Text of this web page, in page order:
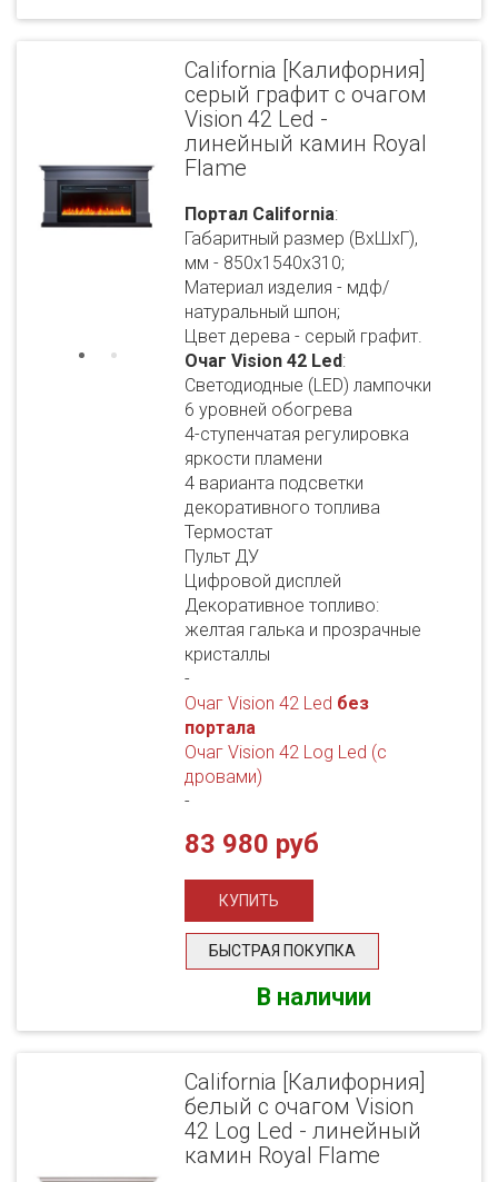
California [Калифорния]
серый графит с очагом
Vision 42 Led -
линейный камин Royal
Flame
Портал California:
Габаритный размер (ВхШхГ),
мм - 850х1540х310;
Материал изделия - мдф/
натуральный шпон;
Цвет дерева - серый графит.
Очаг Vision 42 Led:
Светодиодные (LED) лампочки
6 уровней обогрева
4-ступенчатая регулировка
яркости пламени
4 варианта подсветки
декоративного топлива
Термостат
Пульт ДУ
Цифровой дисплей
Декоративное топливо:
желтая галька и прозрачные
кристаллы
-
Очаг Vision 42 Led без
портала
Очаг Vision 42 Log Led (с
дровами)
-
83 980 руб
БЫСТРАЯ ПОКУПКА
В наличии
California [Калифорния]
белый с очагом Vision
42 Log Led - линейный
камин Royal Flame